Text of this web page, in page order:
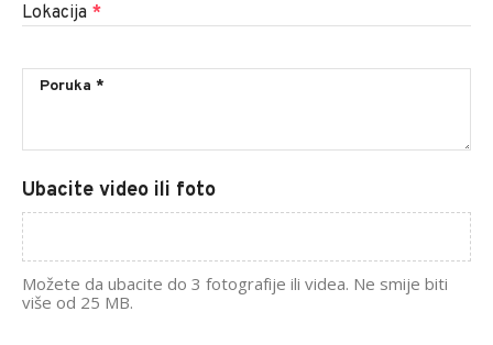
Lokacija *
Ubacite video ili foto
Možete da ubacite do 3 fotografije ili videa. Ne smije biti
više od 25 MB.